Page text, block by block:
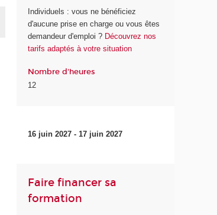
Individuels : vous ne bénéficiez
d'aucune prise en charge ou vous êtes
demandeur d'emploi ? Découvrez nos
tarifs adaptés à votre situation
Nombre d'heures
12
16 juin 2027 - 17 juin 2027
Faire financer sa
formation